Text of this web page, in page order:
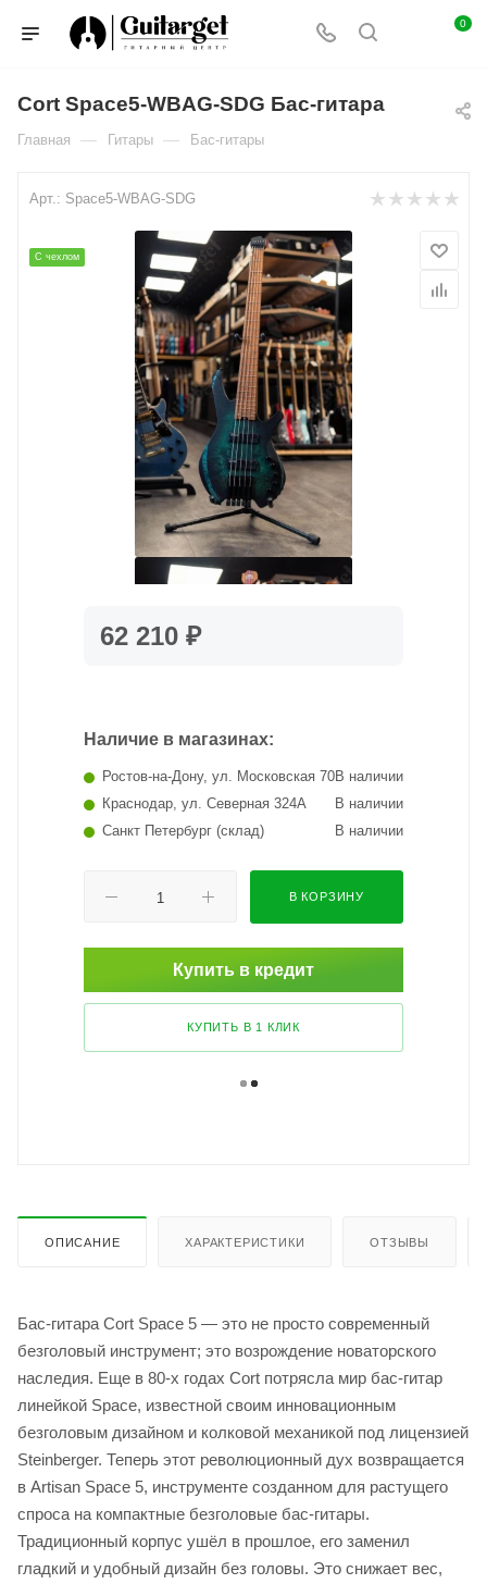
0
Cort Space5-WBAG-SDG Бас-гитара
Главная — Гитары — Бас-гитары
Арт.: Space5-WBAG-SDG
С чехлом
62 210 ₽
Наличие в магазинах:
Краснодар, ул. Северная 324А В наличии
Ростов-на-Дону, ул. Московская 70В наличии
Санкт Петербург (склад) В наличии
В КОРЗИНУ
Купить в кредит
КУПИТЬ В 1 КЛИК
ОПИСАНИЕ ХАРАКТЕРИСТИКИ ОТЗЫВЫ
Бас-гитара Cort Space 5 — это не просто современный
безголовый инструмент; это возрождение новаторского
наследия. Еще в 80-х годах Cort потрясла мир бас-гитар
линейкой Space, известной своим инновационным
безголовым дизайном и колковой механикой под лицензией
Steinberger. Теперь этот революционный дух возвращается
в Artisan Space 5, инструменте созданном для растущего
спроса на компактные безголовые бас-гитары.
Традиционный корпус ушёл в прошлое, его заменил
гладкий и удобный дизайн без головы. Это снижает вес,